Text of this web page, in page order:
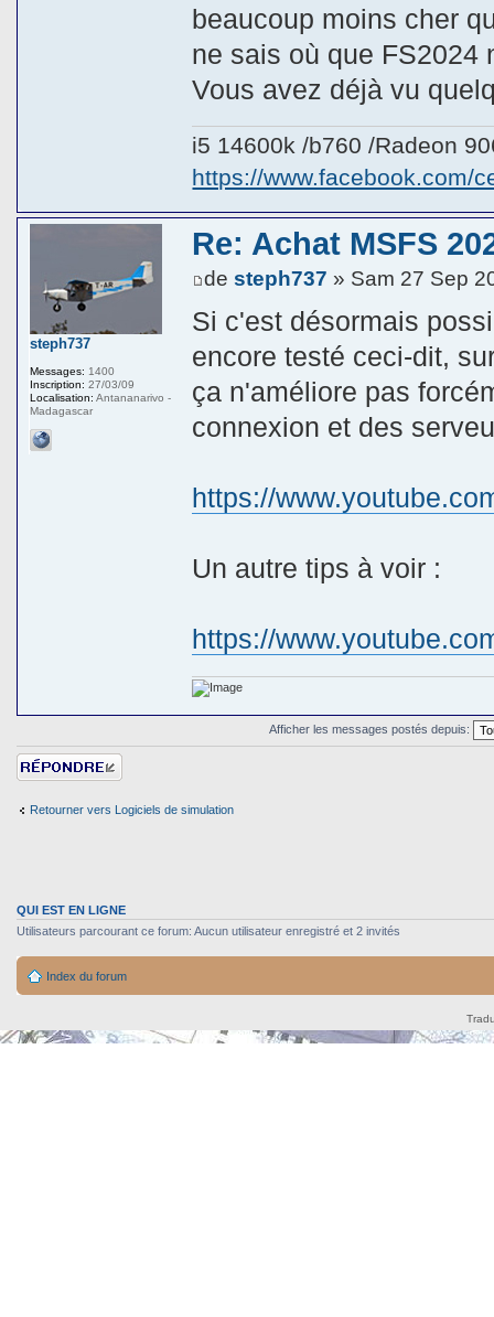
beaucoup moins cher
ne sais où que FS2024
Vous avez déjà vu
i5 14600k /b760 /Radeon
https://www.facebook.com/
Re: Achat MSFS
desteph737 » Sam 27 Sep
Si c'est désormais
encore testé ceci-dit,
ça n'améliore pas
connexion et des
https://
Un autre tips à voir :
https://
steph737
Messages: 1400
Inscription: 27/03/09
Localisation: Antananarivo -
Madagascar
Afficher les messages postés depuis:
Répondre
Retourner vers Logiciels de simulation
QUI EST EN LIGNE
Utilisateurs parcourant ce forum: Aucun utilisateur enregistré et 2 invités
Index du forum